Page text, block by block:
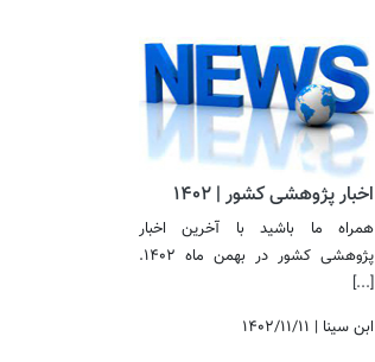
اخبار پژوهشی کشور | 1402
همراه ما باشید با آخرین اخبار
پژوهشی کشور در بهمن ماه 1402.
[...]
۱۴۰۲/۱۱/۱۱ | ابن سینا